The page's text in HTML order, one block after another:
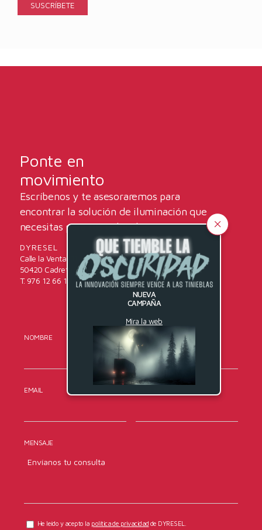
NUEVA
CAMPAÑA
Mira la web
Ponte en
movimiento
Escríbenos y te asesoraremos para
encontrar la solución de iluminación que
necesitas para tus vehículos.
DYRESEL
Calle la Venta, 31
50420 Cadrete (Zaragoza)
T. 976 12 66 16
NOMBRE APELLIDOS
EMAIL
MENSAJE
He leído y acepto la política de privacidad de DYRESEL.